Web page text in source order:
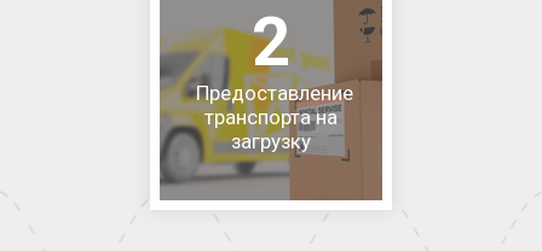
2
Предоставление
транспорта на
загрузку